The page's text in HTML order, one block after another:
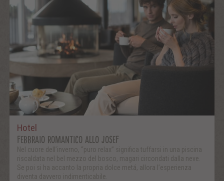
Hotel
FEBBRAIO ROMANTICO ALLO JOSEF
Nel cuore dell’inverno, “puro relax” significa tuffarsi in una piscina
riscaldata nel bel mezzo del bosco, magari circondati dalla neve.
Se poi si ha accanto la propria dolce metá, allora l’esperienza
diventa davvero indimenticabile.